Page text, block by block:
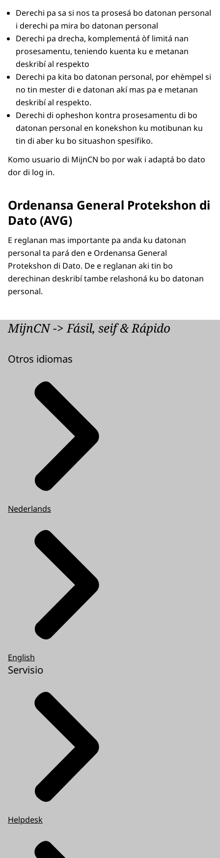
Derechi pa sa si nos ta prosesá bo datonan personal
i derechi pa mira bo datonan personal
Derechi pa drecha, komplementá òf limitá nan
prosesamentu, teniendo kuenta ku e metanan
deskribí al respekto
Derechi pa kita bo datonan personal, por ehèmpel si
no tin mester di e datonan akí mas pa e metanan
deskribí al respekto.
Derechi di opheshon kontra prosesamentu di bo
datonan personal en konekshon ku motibunan ku
tin di aber ku bo situashon spesífiko.
Komo usuario di MijnCN bo por wak i adaptá bo dato
dor di log in.
Ordenansa General Protekshon di
Dato (AVG)
E reglanan mas importante pa anda ku datonan
personal ta pará den e Ordenansa General
Protekshon di Dato. De e reglanan aki tin bo
derechinan deskribí tambe relashoná ku bo datonan
personal.
MijnCN -> Fásil, seif & Rápido
Otros idiomas
Nederlands
English
Servisio
Helpdesk